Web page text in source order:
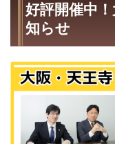
好評開催中
知らせ